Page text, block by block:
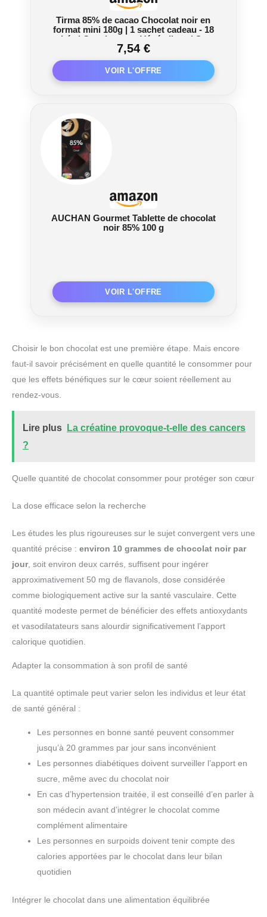
Tirma 85% de cacao Chocolat noir en
format mini 180g | 1 sachet cadeau - 18
unités | Convient aux Végétaliens | Sans
Gluten | Barres de la taille d'une
bouchée | Emballage individuel
7,54 €
AUCHAN Gourmet Tablette de chocolat
noir 85% 100 g
Choisir le bon chocolat est une première étape. Mais encore
faut-il savoir précisément en quelle quantité le consommer pour
que les effets bénéfiques sur le cœur soient réellement au
rendez-vous.
Lire plus
La créatine provoque-t-elle des cancers
?
Quelle quantité de chocolat consommer pour protéger son cœur
La dose efficace selon la recherche
Les études les plus rigoureuses sur le sujet convergent vers une
quantité précise : environ 10 grammes de chocolat noir par
jour, soit environ deux carrés, suffisent pour ingérer
approximativement 50 mg de flavanols, dose considérée
comme biologiquement active sur la santé vasculaire. Cette
quantité modeste permet de bénéficier des effets antioxydants
et vasodilatateurs sans alourdir significativement l’apport
calorique quotidien.
Adapter la consommation à son profil de santé
La quantité optimale peut varier selon les individus et leur état
de santé général :
Les personnes en bonne santé peuvent consommer
jusqu’à 20 grammes par jour sans inconvénient
Les personnes diabétiques doivent surveiller l’apport en
sucre, même avec du chocolat noir
En cas d’hypertension traitée, il est conseillé d’en parler à
son médecin avant d’intégrer le chocolat comme
complément alimentaire
Les personnes en surpoids doivent tenir compte des
calories apportées par le chocolat dans leur bilan
quotidien
Intégrer le chocolat dans une alimentation équilibrée